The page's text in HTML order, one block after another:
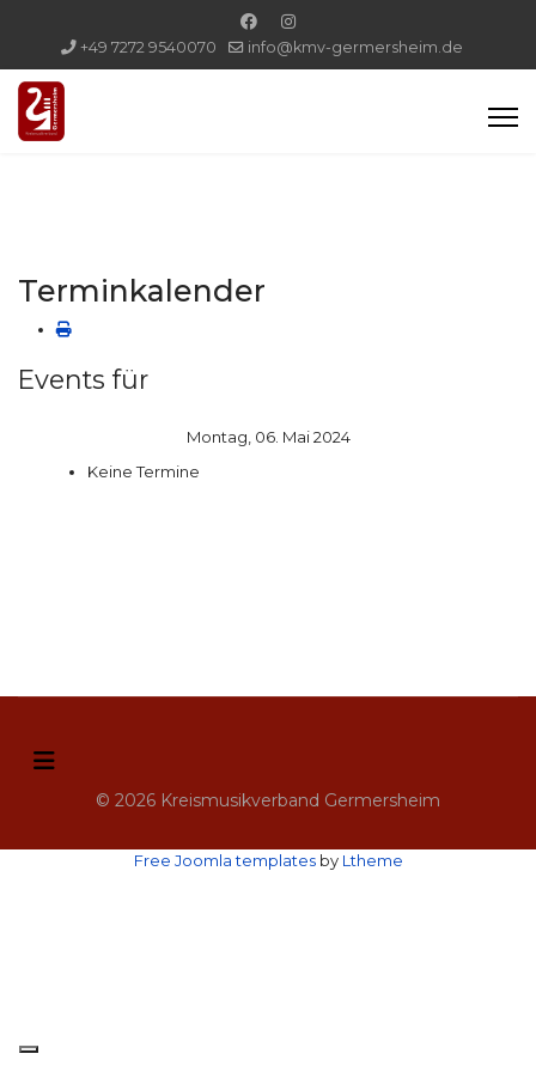
+49 7272 9540070 info@kmv-germersheim.de
Terminkalender
Events für
Montag, 06. Mai 2024
Keine Termine
© 2026 Kreismusikverband Germersheim
Free Joomla templatesby Ltheme